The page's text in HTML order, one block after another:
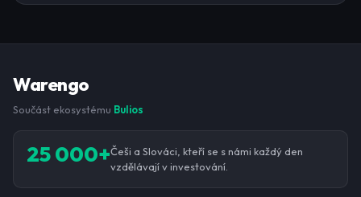
Warengo
Součást ekosystému Bulios
25 000+Češi a Slováci, kteří se s námi každý den
vzdělávají v investování.